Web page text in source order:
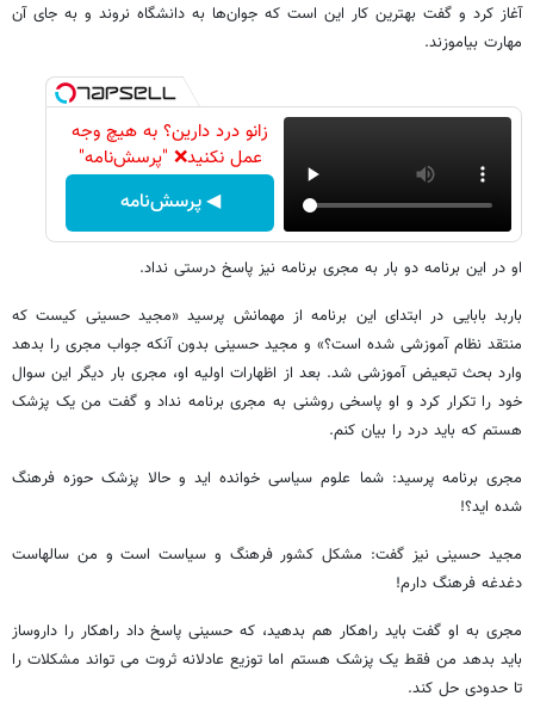
آغاز کرد و گفت بهترین کار این است که جوان‌ها به دانشگاه نروند و به جای آن
مهارت بیاموزند.
زانو درد دارین؟ به هیچ وجه
عمل نکنید❌ "پرسش‌نامه"
◀ پرسش‌نامه
او در این برنامه دو بار به مجری برنامه نیز پاسخ درستی نداد.
باربد بابایی در ابتدای این برنامه از مهمانش پرسید «مجید حسینی کیست که
منتقد نظام آموزشی شده است؟» و مجید حسینی بدون آنکه جواب مجری را بدهد
وارد بحث تبعیض آموزشی شد. بعد از اظهارات اولیه او، مجری بار دیگر این سوال
خود را تکرار کرد و او پاسخی روشنی به مجری برنامه نداد و گفت من یک پزشک
هستم که باید درد را بیان کنم.
مجری برنامه پرسید: شما علوم سیاسی خوانده اید و حالا پزشک حوزه فرهنگ
شده اید؟!
مجید حسینی نیز گفت: مشکل کشور فرهنگ و سیاست است و من سالهاست
دغدغه فرهنگ دارم!
مجری به او گفت باید راهکار هم بدهید، که حسینی پاسخ داد راهکار را داروساز
باید بدهد من فقط یک پزشک هستم اما توزیع عادلانه ثروت می تواند مشکلات را
تا حدودی حل کند.